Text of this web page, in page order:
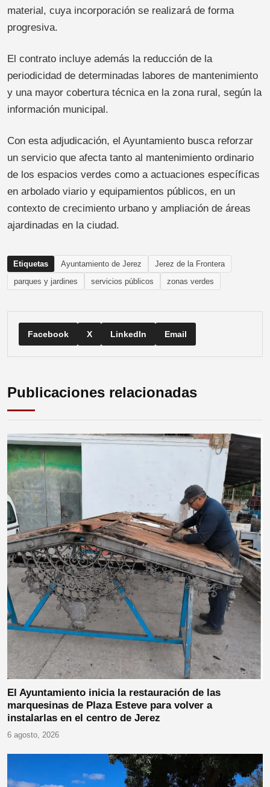
material, cuya incorporación se realizará de forma
progresiva.
El contrato incluye además la reducción de la
periodicidad de determinadas labores de mantenimiento
y una mayor cobertura técnica en la zona rural, según la
información municipal.
Con esta adjudicación, el Ayuntamiento busca reforzar
un servicio que afecta tanto al mantenimiento ordinario
de los espacios verdes como a actuaciones específicas
en arbolado viario y equipamientos públicos, en un
contexto de crecimiento urbano y ampliación de áreas
ajardinadas en la ciudad.
Etiquetas Ayuntamiento de Jerez
Jerez de la Frontera
parques y jardines
servicios públicos zonas verdes
Facebook X LinkedIn Email
Publicaciones relacionadas
El Ayuntamiento inicia la restauración de las
marquesinas de Plaza Esteve para volver a
instalarlas en el centro de Jerez
6 agosto, 2026